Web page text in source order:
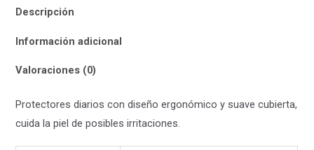
Descripción
Información adicional
Valoraciones (0)
Protectores diarios con diseño ergonómico y suave cubierta,
cuida la piel de posibles irritaciones.